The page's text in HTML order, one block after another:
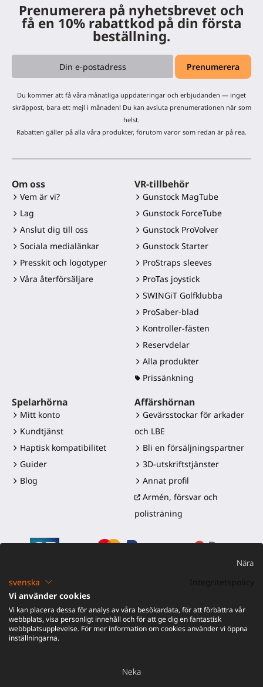
Prenumerera på nyhetsbrevet och
få en 10% rabattkod på din första
beställning.
Du kommer att få våra månatliga uppdateringar och erbjudanden — inget
skräppost, bara ett mejl i månaden! Du kan avsluta prenumerationen när som
helst.
Rabatten gäller på alla våra produkter, förutom varor som redan är på rea.
Om oss
Vem är vi?
Lag
Anslut dig till oss
Sociala medialänkar
Presskit och logotyper
Våra återförsäljare
VR-tillbehör
Gunstock MagTube
Gunstock ForceTube
Gunstock ProVolver
Gunstock Starter
ProStraps sleeves
ProTas joystick
SWINGiT Golfklubba
ProSaber-blad
Kontroller-fästen
Reservdelar
Alla produkter
Prissänkning
Spelarhörna
Mitt konto
Kundtjänst
Haptisk kompatibilitet
Guider
Blog
Affärshörnan
Gevärsstockar för arkader
och LBE
Bli en försäljningspartner
3D-utskriftstjänster
Annat profil
Armén, försvar och
polisträning
©2016-2026 - ProTubeVR™
tullar|Garanti|Retur och återbetalning
Nära
svenska
Vi använder cookies
Vi kan placera dessa för analys av våra besökardata, för att förbättra vår
webbplats, visa personligt innehåll och för att ge dig en fantastisk
webbplatsupplevelse. För mer information om cookies använder vi öppna
inställningarna.
Neka